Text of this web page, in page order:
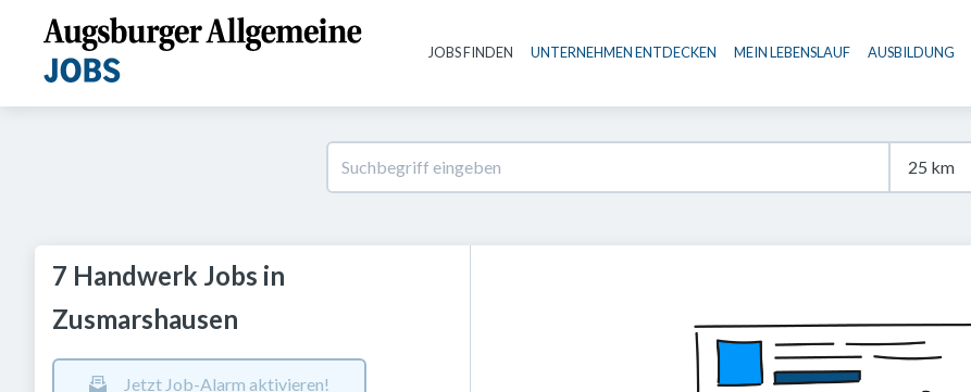
Haupt-Navigation
JOBS FINDEN UNTERNEHMEN ENTDECKEN MEIN LEBENSLAUF AUSBILDUNG
7 Handwerk Jobs in
Zusmarshausen
Jetzt Job-Alarm aktivieren!